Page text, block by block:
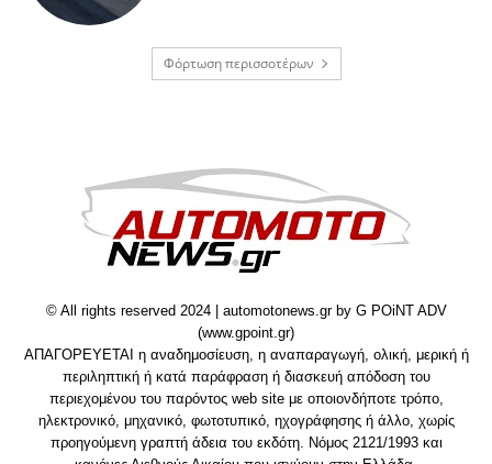
Φόρτωση περισσοτέρων
© All rights reserved 2024 | automotonews.gr by G POiNT ADV
(www.gpoint.gr)
ΑΠΑΓΟΡΕΥΕΤΑΙ η αναδημοσίευση, η αναπαραγωγή, ολική, μερική ή
περιληπτική ή κατά παράφραση ή διασκευή απόδοση του
περιεχομένου του παρόντος web site με οποιονδήποτε τρόπο,
ηλεκτρονικό, μηχανικό, φωτοτυπικό, ηχογράφησης ή άλλο, χωρίς
προηγούμενη γραπτή άδεια του εκδότη. Νόμος 2121/1993 και